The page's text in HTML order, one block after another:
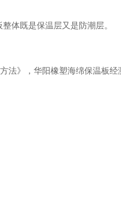
体既是保温层又是防潮层。
》，华阳橡塑海绵保温板经